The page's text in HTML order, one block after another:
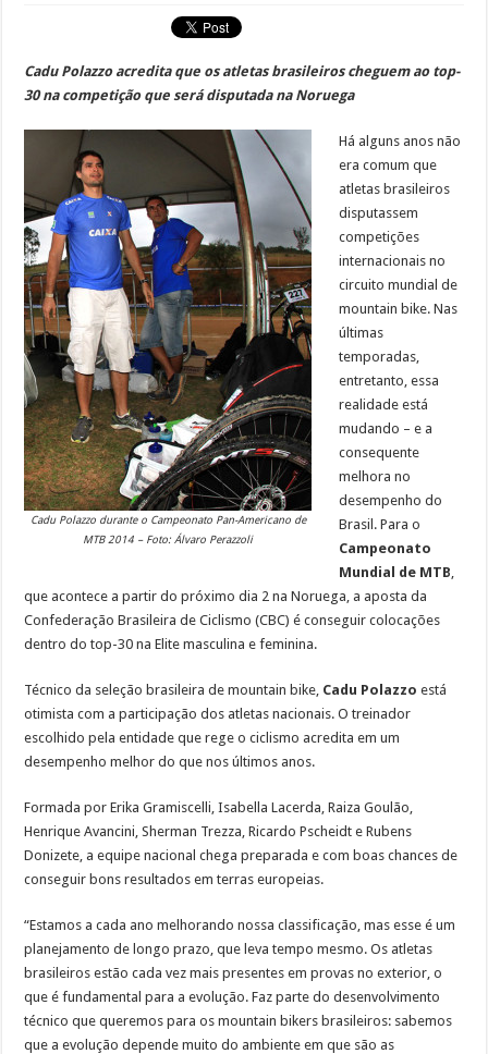
Cadu Polazzo acredita que os atletas brasileiros cheguem ao top-
30 na competição que será disputada na Noruega
Cadu Polazzo durante o Campeonato Pan-Americano de
MTB 2014 – Foto: Álvaro Perazzoli
Há alguns anos não
era comum que
atletas brasileiros
disputassem
competições
internacionais no
circuito mundial de
mountain bike. Nas
últimas
temporadas,
entretanto, essa
realidade está
mudando – e a
consequente
melhora no
desempenho do
Brasil. Para o
Campeonato
Mundial de MTB
que acontece a partir do próximo dia 2 na Noruega, a aposta da
Confederação Brasileira de Ciclismo (CBC) é conseguir colocações
dentro do top-30 na Elite masculina e feminina.
Técnico da seleção brasileira de mountain bike, Cadu Polazzo está
otimista com a participação dos atletas nacionais. O treinador
escolhido pela entidade que rege o ciclismo acredita em um
desempenho melhor do que nos últimos anos.
Formada por Erika Gramiscelli, Isabella Lacerda, Raiza Goulão,
Henrique Avancini, Sherman Trezza, Ricardo Pscheidt e Rubens
Donizete, a equipe nacional chega preparada e com boas chances de
conseguir bons resultados em terras europeias.
“Estamos a cada ano melhorando nossa classificação, mas esse é um
planejamento de longo prazo, que leva tempo mesmo. Os atletas
brasileiros estão cada vez mais presentes em provas no exterior, o
que é fundamental para a evolução. Faz parte do desenvolvimento
técnico que queremos para os mountain bikers brasileiros: sabemos
que a evolução depende muito do ambiente em que são as